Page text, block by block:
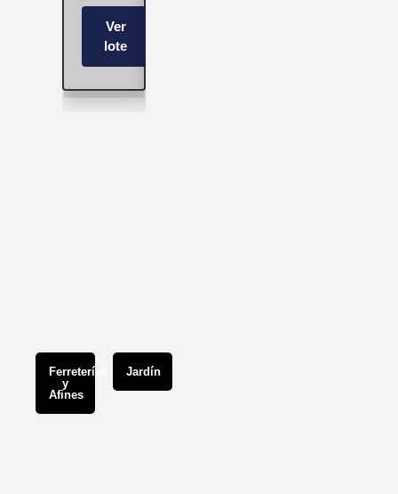
Ver
lote
Ferreterías
y
Afines
Jardín